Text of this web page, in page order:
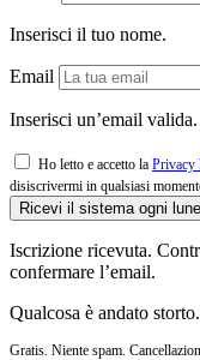
Inserisci il tuo nome.
Email
Inserisci un’email valida.
Ho letto e accetto la Privacy
disiscrivermi in qualsiasi
Ricevi il sistema ogni
Iscrizione ricevuta.
confermare l’email.
Qualcosa è andato
Gratis. Niente spam.